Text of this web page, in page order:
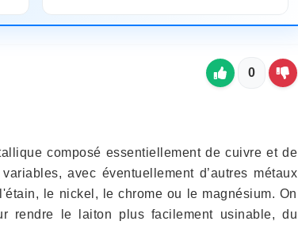
0
composé essentiellement de cuivre et de
avec éventuellement d’autres métaux
le nickel, le chrome ou le magnésium. On
rendre le laiton plus facilement usinable, du